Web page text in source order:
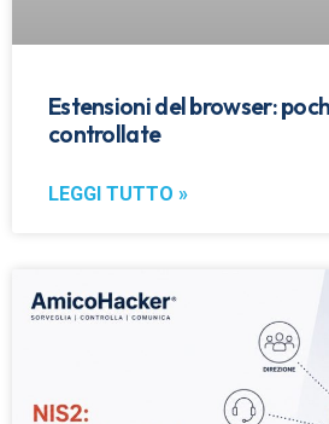
Estensioni del browser:
controllate
LEGGI TUTTO »